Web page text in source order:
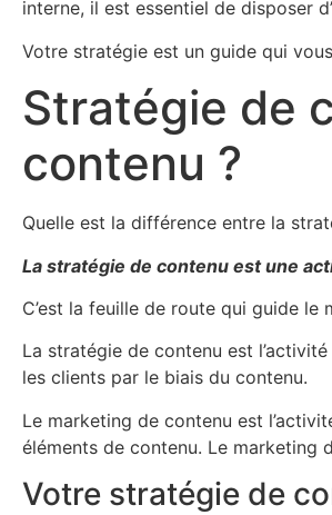
interne, il est essentiel de disposer
Votre stratégie est un guide qui
Stratégie de
contenu ?
Quelle est la différence entre la
La stratégie de contenu est une
C’est la feuille de route qui guide le
La stratégie de contenu est
les clients par le biais du contenu.
Le marketing de contenu est
éléments de contenu. Le marketing
Votre stratégie de